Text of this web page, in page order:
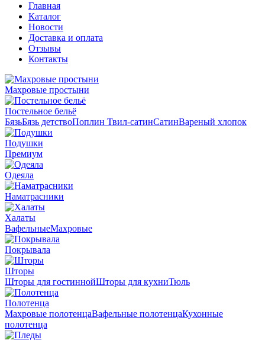
Главная
Каталог
Новости
Доставка и оплата
Отзывы
Контакты
Махровые простыни
Постельное бельё
БязьБязь детствоПоплин Твил-сатинСатинВареный хлопок
Подушки
Премиум
Одеяла
Наматрасники
Халаты
ВафельныеМахровые
Покрывала
Шторы
Шторы для гостиннойШторы для кухниТюль
Полотенца
Махровые полотенцаВафельные полотенцаКухонные
полотенца